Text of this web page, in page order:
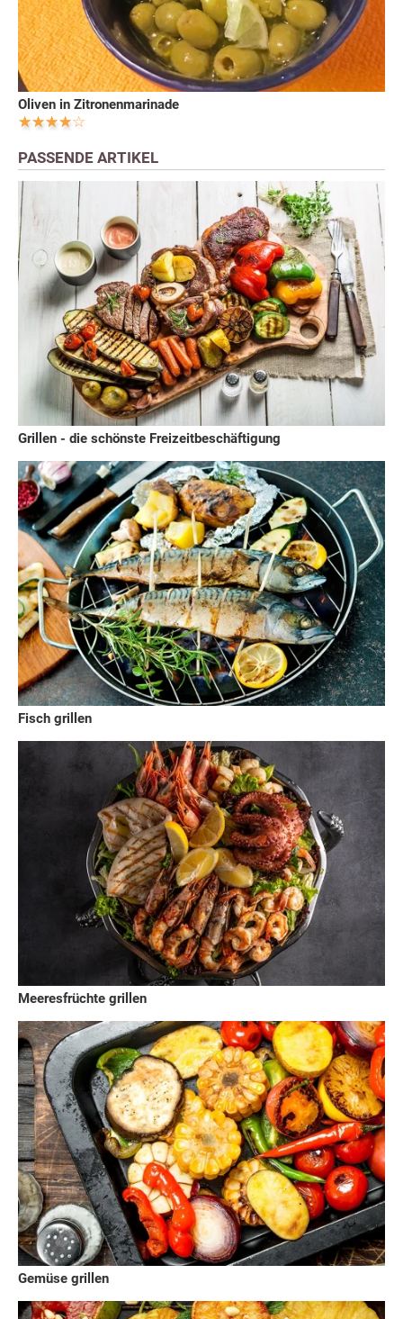
Oliven in Zitronenmarinade
PASSENDE ARTIKEL
Grillen - die schönste Freizeitbeschäftigung
Fisch grillen
Meeresfrüchte grillen
Gemüse grillen